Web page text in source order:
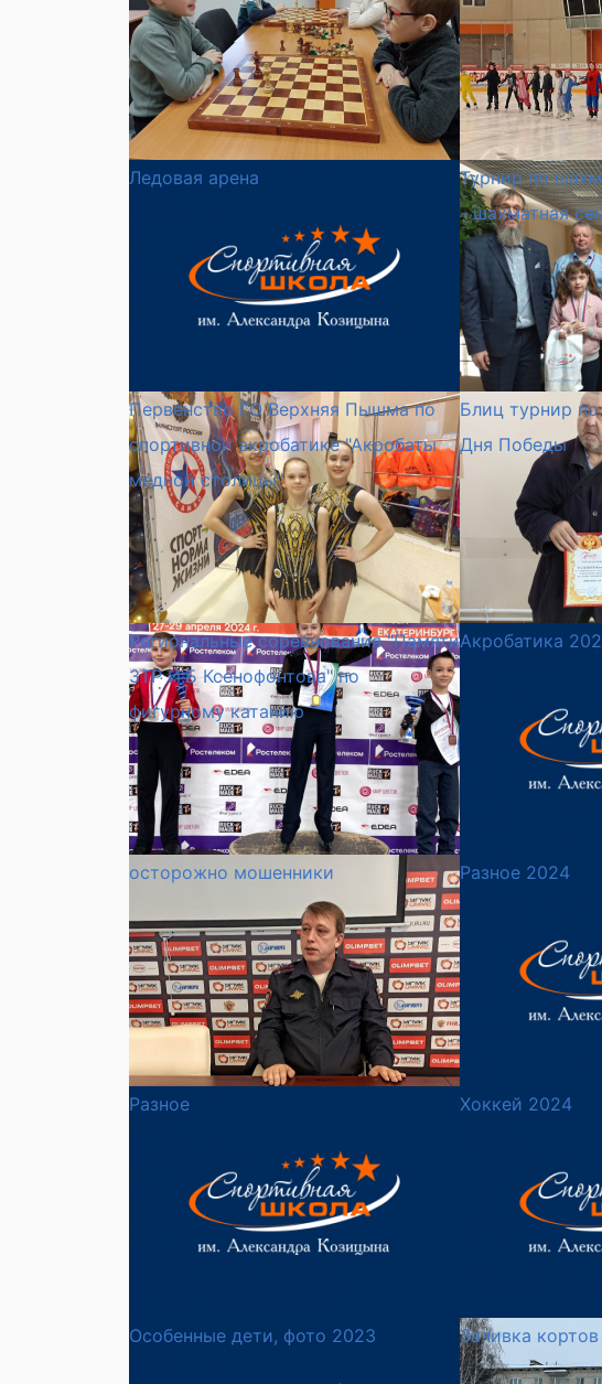
Ледовая арена
Турнир по
- шахматная
Первенство ГО Верхняя Пышма по
спортивной акробатике "Акробаты
медной столицы"
Блиц турнир
Дня Победы
Региональные соревнования "Памяти
ЗТР И.Б Ксенофонтова" по
фигурному катанию
Акробатика
осторожно мошенники Разное 2024
Разное Хоккей 2024
Особенные дети, фото 2023 Заливка кортов